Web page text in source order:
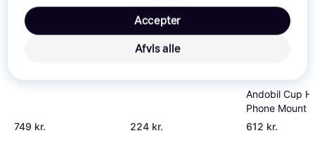
749 kr. 224 kr.
Andobil Cup
Phone Mount
612 kr.
Afvis alle
Accepter